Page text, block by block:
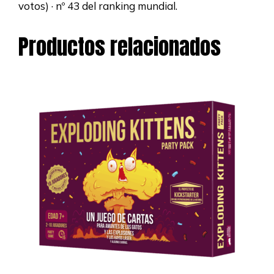
votos) · nº 43 del ranking mundial.
Productos relacionados